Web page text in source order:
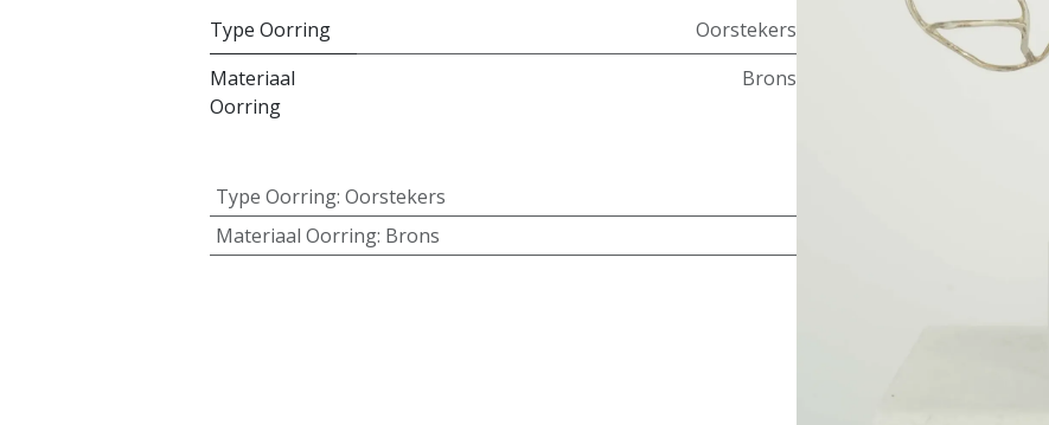
Type Oorring
Oorstekers
Materiaal
Oorring
Brons
Type Oorring: Oorstekers
Materiaal Oorring: Brons